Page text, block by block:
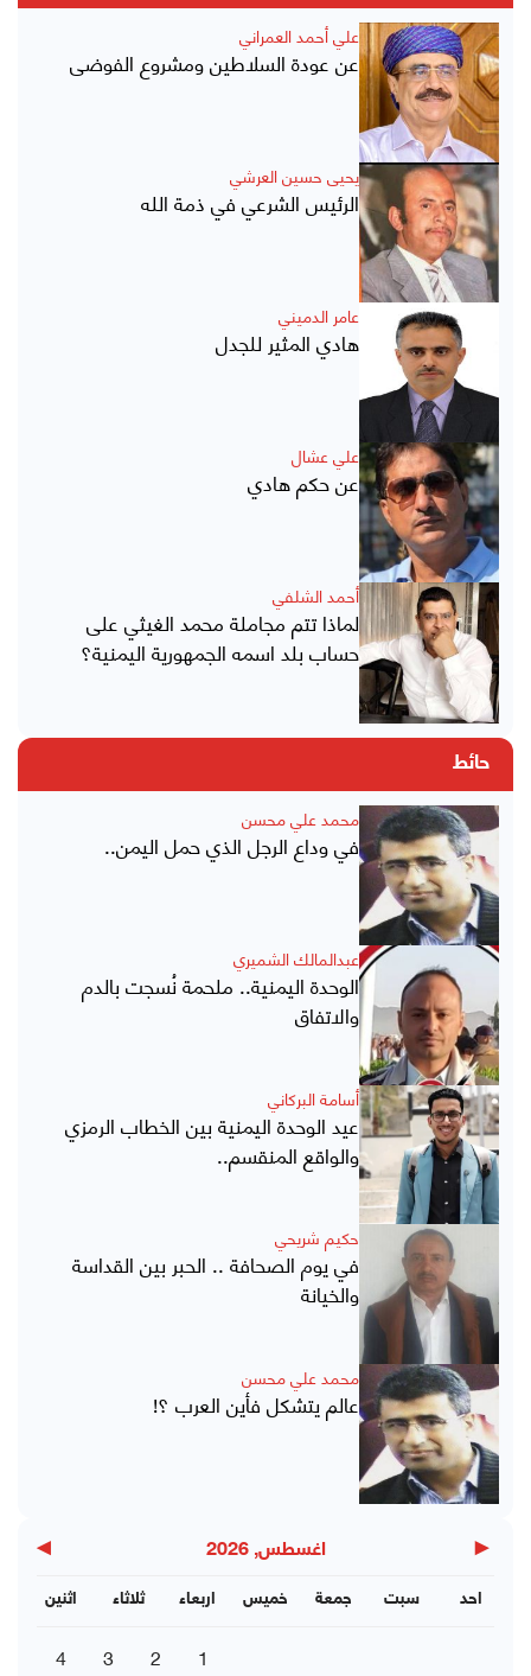
علي أحمد العمراني
عن عودة السلاطين ومشروع الفوضى
يحيى حسين العرشي
الرئيس الشرعي في ذمة الله
عامر الدميني
هادي المثير للجدل
علي عشال
عن حكم هادي
أحمد الشلفي
لماذا تتم مجاملة محمد الغيثي على
حساب بلد اسمه الجمهورية اليمنية؟
حائط
محمد علي محسن
في وداع الرجل الذي حمل اليمن..
عبدالمالك الشميري
الوحدة اليمنية.. ملحمة نُسجت بالدم
والاتفاق
أسامة البركاني
عيد الوحدة اليمنية بين الخطاب الرمزي
والواقع المنقسم..
حكيم شريحي
في يوم الصحافة .. الحبر بين القداسة
والخيانة
محمد علي محسن
عالم يتشكل فأين العرب ؟!
◀ اغسطس, 2026 ▶
اثنين ثلاثاء اربعاء خميس جمعة سبت احد
1
2
3
4